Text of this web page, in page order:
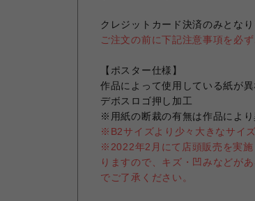
クレジットカード決済のみとなり
ご注文の前に下記注意事項を必ず
【ポスター仕様】
作品によって使用している紙が異
デボスロゴ押し加工
※用紙の断裁の有無は作品により
※B2サイズより少々大きなサイズ
※2022年2月にて店頭販売を実
りますので、キズ・凹みなどが
でご了承ください。